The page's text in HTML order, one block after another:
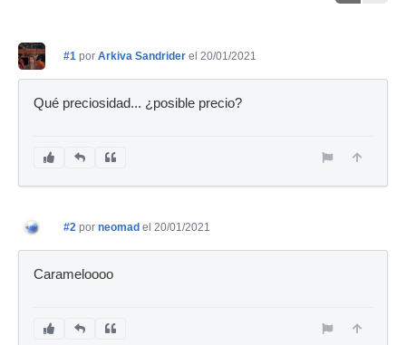
#1 por Arkiva Sandrider el 20/01/2021
Qué preciosidad... ¿posible precio?
#2 por neomad el 20/01/2021
Carameloooo